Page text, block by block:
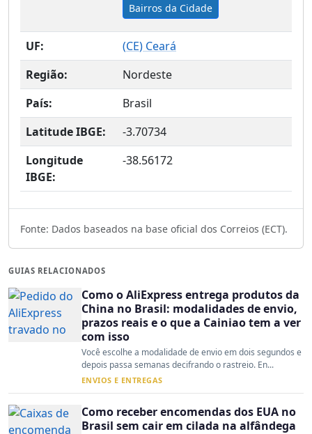
Bairros da Cidade
UF: (CE) Ceará
Região:
Nordeste
País:
Brasil
Latitude IBGE:
-3.70734
Longitude
IBGE:
-38.56172
Fonte: Dados baseados na base oficial dos Correios (ECT).
GUIAS RELACIONADOS
Como o AliExpress entrega produtos da
China no Brasil: modalidades de envio,
prazos reais e o que a Cainiao tem a ver
com isso
Você escolhe a modalidade de envio em dois segundos e
depois passa semanas decifrando o rastreio. En...
ENVIOS E ENTREGAS
Como receber encomendas dos EUA no
Brasil sem cair em cilada na alfândega